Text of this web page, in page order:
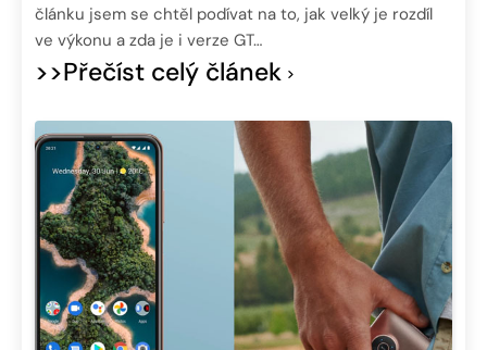
článku jsem se chtěl podívat na to, jak velký je rozdíl
ve výkonu a zda je i verze GT…
>>Přečíst celý článek